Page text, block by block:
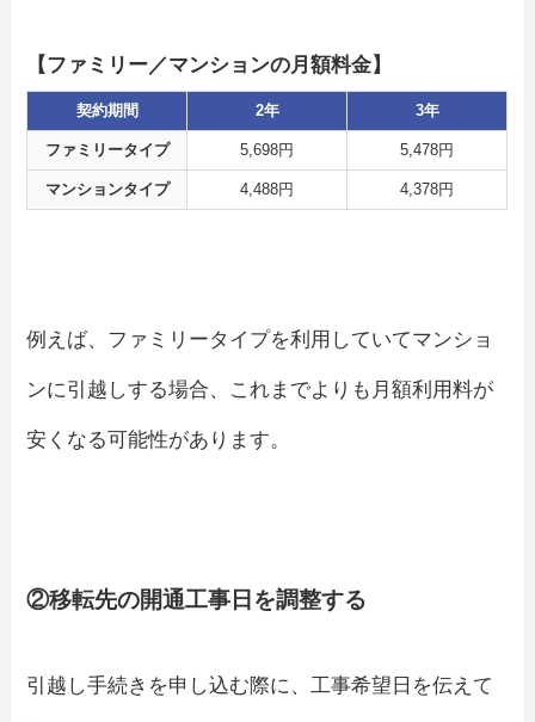
【ファミリー／マンションの月額料金】
契約期間 2年 3年
ファミリータイプ 5,698円 5,478円
マンションタイプ 4,488円 4,378円
例えば、ファミリータイプを利用していてマンショ
ンに引越しする場合、これまでよりも月額利用料が
安くなる可能性があります。
②移転先の開通工事日を調整する
引越し手続きを申し込む際に、工事希望日を伝えて